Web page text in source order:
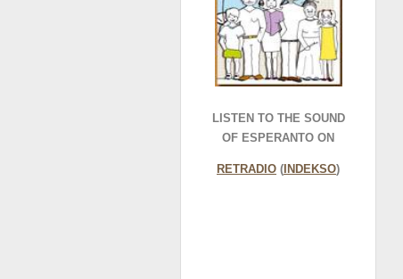
LISTEN TO THE SOUND
OF ESPERANTO ON
RETRADIO ( INDEKSO)